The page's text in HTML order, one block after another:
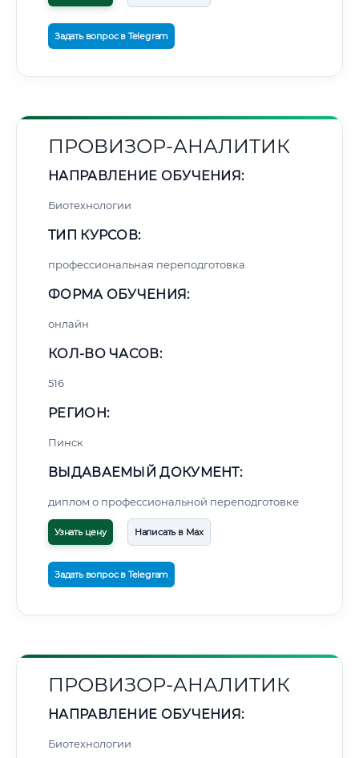
Задать вопрос в Telegram
ПРОВИЗОР-АНАЛИТИК
НАПРАВЛЕНИЕ ОБУЧЕНИЯ:
Биотехнологии
ТИП КУРСОВ:
профессиональная переподготовка
ФОРМА ОБУЧЕНИЯ:
онлайн
КОЛ-ВО ЧАСОВ:
516
РЕГИОН:
Пинск
ВЫДАВАЕМЫЙ ДОКУМЕНТ:
диплом о профессиональной переподготовке
Узнать цену Написать в Max
Задать вопрос в Telegram
ПРОВИЗОР-АНАЛИТИК
НАПРАВЛЕНИЕ ОБУЧЕНИЯ:
Биотехнологии